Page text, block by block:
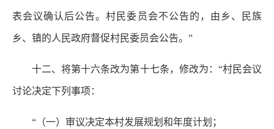
表会议确认后公告。村民委员会不公告的，由乡、民族
乡、镇的人民政府督促村民委员会公告。”
十二、将第十六条改为第十七条，修改为：“村民会议
讨论决定下列事项：
“（一）审议决定本村发展规划和年度计划；